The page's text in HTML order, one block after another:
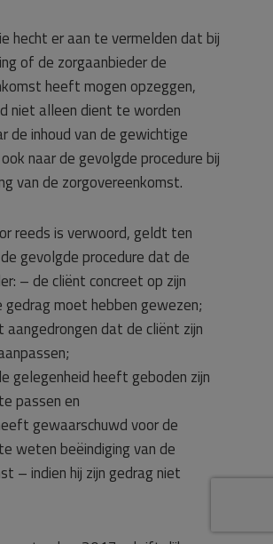
hecht er aan te vermelden dat bij
of de zorgaanbieder de
heeft mogen opzeggen,
niet alleen dient te worden
de inhoud van de gewichtige
naar de gevolgde procedure bij
van de zorgovereenkomst.
reeds is verwoord, geldt ten
gevolgde procedure dat de
– de cliënt concreet op zijn
moet hebben gewezen;
dat de cliënt zijn
gelegenheid heeft geboden zijn
passen en
gewaarschuwd voor de
weten beëindiging van de
– indien hij zijn gedrag niet